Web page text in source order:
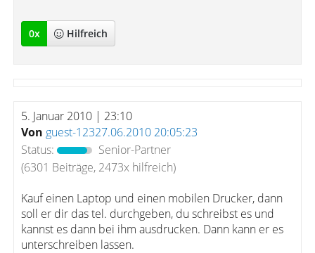
0x Hilfreich
5. Januar 2010 | 23:10
Von guest-12327.06.2010 20:05:23
Status:
Senior-Partner
(6301 Beiträge, 2473x hilfreich)
Kauf einen Laptop und einen mobilen Drucker, dann
soll er dir das tel. durchgeben, du schreibst es und
kannst es dann bei ihm ausdrucken. Dann kann er es
unterschreiben lassen.